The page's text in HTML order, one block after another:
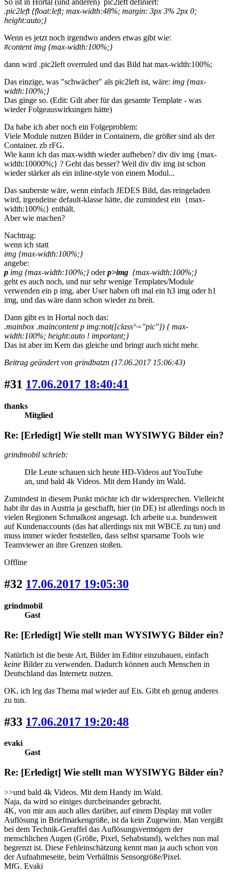
So ist in Hortal (und anderen) pic2left definiert:
.pic2left {float:left; max-width:48%; margin: 3px 3% 2px 0;
height:auto;}
Wenn es jetzt noch irgendwo anders etwas gibt wie:
#content img {max-width:100%;}
dann wird .pic2left overruled und das Bild hat max-width:100%;
Das einzige, was "schwächer" als pic2left ist, wäre: img {max-
width:100%;}
Das ginge so. (Edit: Gilt aber für das gesamte Template - was
wieder Folgeauswirkungen hätte)
Da habe ich aber noch ein Folgeproblem:
Viele Module nutzen Bilder in Containern, die größer sind als der
Container. zb rFG.
Wie kann ich das max-width wieder aufheben? div div img {max-
width:10000%;} ? Geht das besser? Weil div div img ist schon
wieder stärker als ein inline-style von einem Modul...
Das sauberste wäre, wenn einfach JEDES Bild, das reingeladen
wird, irgendeine default-klasse hätte, die zumindest ein {max-
width:100%;} enthält.
Aber wie machen?
Nachtrag:
wenn ich statt
img {max-width:100%;}
angebe:
p img {max-width:100%;}oderp>img {max-width:100%;}
geht es auch noch, und nur sehr wenige Templates/Module
verwenden ein p img, aber User haben oft mal ein h3 img oder h1
img, und das wäre dann schon wieder zu breit.
Dann gibt es in Hortal noch das:
.mainbox .maincontent p img:not([class^="pic"]) { max-
width:100%; height:auto ! important;}
Das ist aber im Kern das gleiche und bringt auch nicht mehr.
Beitrag geändert von grindbatzn (17.06.2017 15:06:43)
#31 17.06.2017 18:40:41
thanks
Mitglied
Re: [Erledigt] Wie stellt man WYSIWYG Bilder ein?
grindmobil schrieb:
DIe Leute schauen sich heute HD-Videos auf YouTube
an, und bald 4k Videos. Mit dem Handy im Wald.
Zumindest in diesem Punkt möchte ich dir widersprechen. Vielleicht
habt ihr das in Austria ja geschafft, hier (in DE) ist allerdings noch in
vielen Regionen Schmalkost angesagt. Ich arbeite u.a. bundesweit
auf Kundenaccounts (das hat allerdings nix mit WBCE zu tun) und
muss immer wieder feststellen, dass selbst sparsame Tools wie
Teamviewer an ihre Grenzen stoßen.
Offline
#32 17.06.2017 19:05:30
grindmobil
Gast
Re: [Erledigt] Wie stellt man WYSIWYG Bilder ein?
Natürlich ist die beste Art, Bilder im Editor einzubauen, einfach
keine Bilder zu verwenden. Dadurch können auch Menschen in
Deutschland das Internetz nutzen.
OK, ich leg das Thema mal wieder auf Eis. Gibt eh genug anderes
zu tun.
#33 17.06.2017 19:20:48
evaki
Gast
Re: [Erledigt] Wie stellt man WYSIWYG Bilder ein?
>>und bald 4k Videos. Mit dem Handy im Wald.
Naja, da wird so einiges durcheinander gebracht.
4K, von mir aus auch alles darüber, auf einem Display mit voller
Auflösung in Briefmarkengröße, ist da kein Zugewinn. Man vergißt
bei dem Technik-Geraffel das Auflösungsvermögen der
menschlichen Augen (Größe, Pixel, Sehabstand), welches nun mal
begrenzt ist. Diese Fehleinschätzung kennt man ja auch schon von
der Aufnahmeseite, beim Verhältnis Sensorgröße/Pixel.
MfG. Evaki